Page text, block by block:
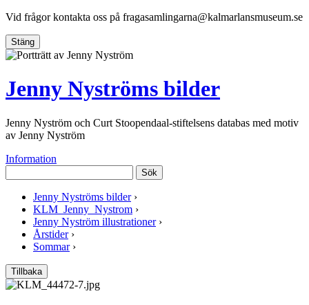
Vid frågor kontakta oss på fragasamlingarna@kalmarlansmuseum.se
Stäng
Jenny Nyströms bilder
Jenny Nyström och Curt Stoopendaal-stiftelsens databas med motiv
av Jenny Nyström
Information
Sök
Jenny Nyströms bilder ›
KLM_Jenny_Nystrom ›
Jenny Nyström illustrationer ›
Årstider ›
Sommar ›
Tillbaka